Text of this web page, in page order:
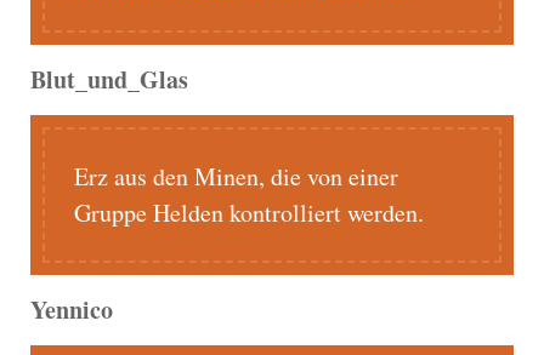
Blut_und_Glas
Erz aus den Minen, die von einer
Gruppe Helden kontrolliert werden.
Yennico